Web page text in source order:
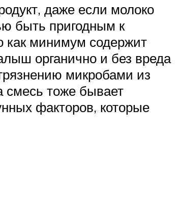
даже если молоко
быть пригодным к
как минимум содержит
органично и без вреда
микробами из
смесь тоже бывает
факторов, которые